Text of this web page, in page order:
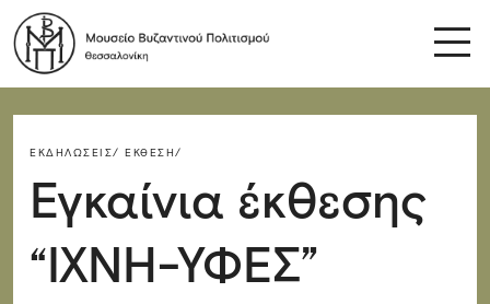
ΕΚΔΗΛΏΣΕΙΣ/ ΈΚΘΕΣΗ/
Εγκαίνια έκθεσης
“ΙΧΝΗ-ΥΦΕΣ”